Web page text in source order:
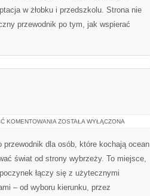
w żłobku i przedszkolu. Strona nie
przewodnik po tym, jak wspierać
KOMENTOWANIA KUCHNIA
ZOSTAŁA WYŁĄCZONA
przewodnik dla osób, które kochają ocean
świat od strony wybrzeży. To miejsce,
łączy się z użytecznymi
– od wyboru kierunku, przez